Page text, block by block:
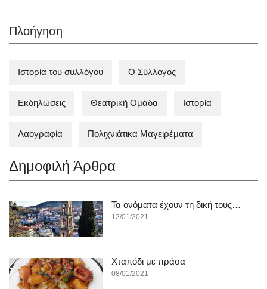
Πλοήγηση
Ιστορία του συλλόγου Ο Σύλλογος
Εκδηλώσεις Θεατρική Ομάδα Ιστορία
Λαογραφία Πολιχνιάτικα Mαγειρέματα
Δημοφιλή Άρθρα
Τα ονόματα έχουν τη δική τους…
12/01/2021
Χταπόδι με πράσα
08/01/2021